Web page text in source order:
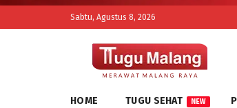
Sabtu, Agustus 8, 2026
HOME TUGU SEHAT NEW